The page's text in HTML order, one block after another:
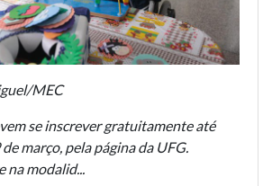
MEC
se inscrever gratuitamente até
março, pela página da UFG.
na modalid...